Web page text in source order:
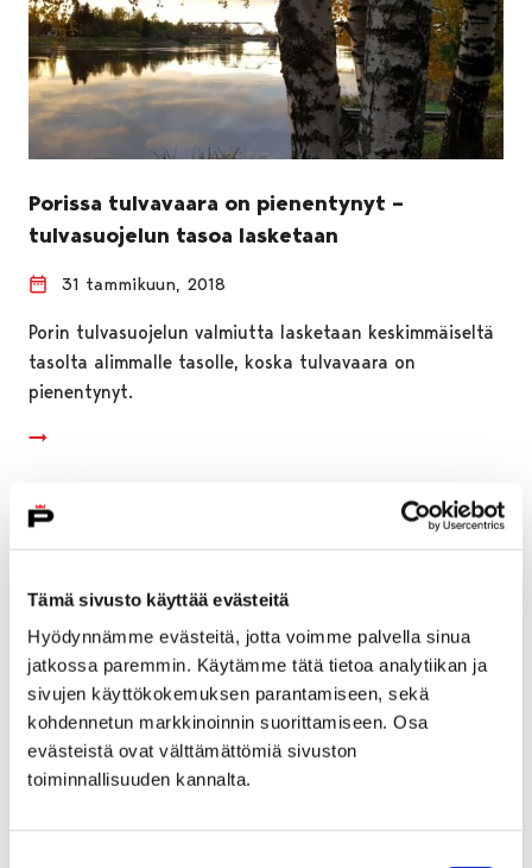
Tämä sivusto käyttää evästeitä
Hyödynnämme evästeitä, jotta voimme palvella sinua
jatkossa paremmin. Käytämme tätä tietoa analytiikan ja
sivujen käyttökokemuksen parantamiseen, sekä
kohdennetun markkinoinnin suorittamiseen. Osa
evästeistä ovat välttämättömiä sivuston
toiminnallisuuden kannalta.
Porissa tulvavaara on pienentynyt –
tulvasuojelun tasoa lasketaan
31 tammikuun, 2018
Porin tulvasuojelun valmiutta lasketaan keskimmäiseltä
tasolta alimmalle tasolle, koska tulvavaara on
pienentynyt.
Porin perusturvan laskutuksen virheiden